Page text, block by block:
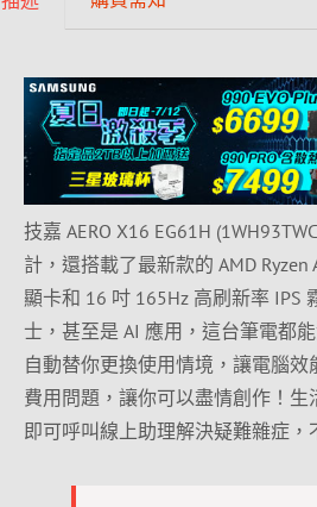
技嘉 AERO X16 EG61H
計，還搭載了最新款的 AMD Ryzen
顯卡和 16 吋 165Hz 高刷新率 IPS
士，甚至是 AI 應用，這台筆電都
自動替你更換使用情境，讓電腦
費用問題，讓你可以盡情創作！生
即可呼叫線上助理解決疑難雜症